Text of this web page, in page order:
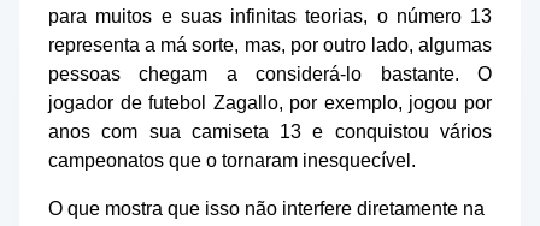
para muitos e suas infinitas teorias, o número 13
representa a má sorte, mas, por outro lado, algumas
pessoas chegam a considerá-lo bastante. O
jogador de futebol Zagallo, por exemplo, jogou por
anos com sua camiseta 13 e conquistou vários
campeonatos que o tornaram inesquecível.
O que mostra que isso não interfere diretamente na